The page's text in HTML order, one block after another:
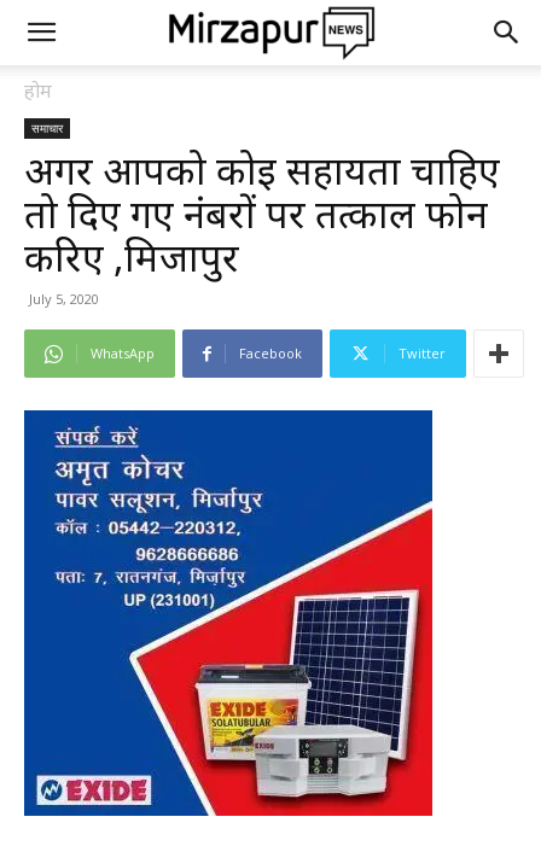
होम
समाचार
अगर आपको कोई सहायता चाहिए
तो दिए गए नंबरों पर तत्काल फोन
करिए ,मिर्जापुर
July 5, 2020
WhatsApp Facebook Twitter